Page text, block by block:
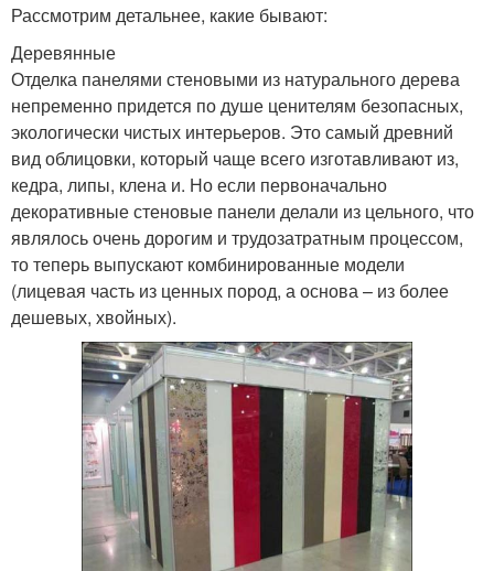
Рассмотрим детальнее, какие бывают:
Деревянные
Отделка панелями стеновыми из натурального дерева
непременно придется по душе ценителям безопасных,
экологически чистых интерьеров. Это самый древний
вид облицовки, который чаще всего изготавливают из,
кедра, липы, клена и. Но если первоначально
декоративные стеновые панели делали из цельного, что
являлось очень дорогим и трудозатратным процессом,
то теперь выпускают комбинированные модели
(лицевая часть из ценных пород, а основа – из более
дешевых, хвойных).